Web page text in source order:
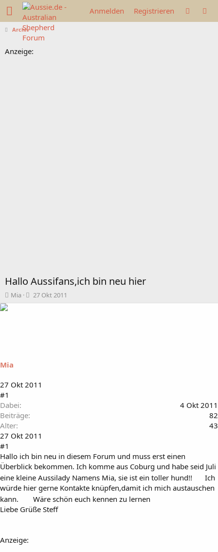
Anmelden Registrieren
Archiv
Anzeige:
Hallo Aussifans,ich bin neu hier
T
h
a
t
Mia
B
e
m
27 Okt 2011
Mia
27 Okt 2011
#1
Dabei
4 Okt 2011
Beiträge
82
Alter
43
27 Okt 2011
#1
Hallo ich bin neu in diesem Forum und muss erst einen
Überblick bekommen. Ich komme aus Coburg und habe seid Juli
eine kleine Aussilady Namens Mia, sie ist ein toller hund!!
Ich
würde hier gerne Kontakte knüpfen,damit ich mich austauschen
kann.
Wäre schön euch kennen zu lernen
Liebe Grüße Steff
Anzeige: